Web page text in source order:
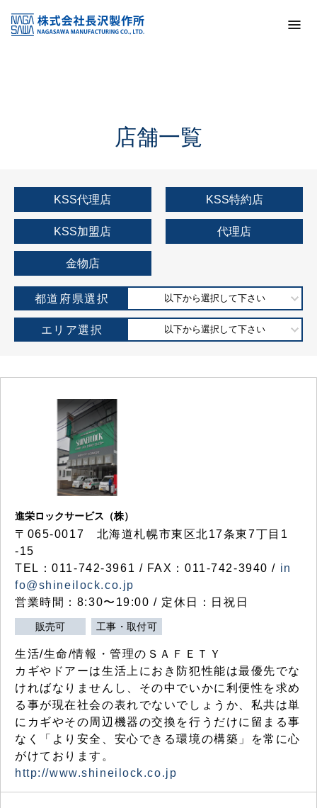
KSS加盟店・取扱店情報
店舗一覧
店舗一覧
KSS代理店 KSS特約店
KSS加盟店 代理店
金物店
都道府県選択 以下から選択して下さい
エリア選択 以下から選択して下さい
進栄ロックサービス（株）
〒065-0017 北海道札幌市東区北17条東7丁目1
-15
TEL：011-742-3961 / FAX：011-742-3940 / in
fo@shineilock.co.jp
営業時間：8:30〜19:00 / 定休日：日祝日
販売可 工事・取付可
生活/生命/情報・管理のＳＡＦＥＴＹ
カギやドアーは生活上におき防犯性能は最優先でな
ければなりませんし、その中でいかに利便性を求め
る事が現在社会の表れでないでしょうか、私共は単
にカギやその周辺機器の交換を行うだけに留まる事
なく「より安全、安心できる環境の構築」を常に心
がけております。
http://www.shineilock.co.jp